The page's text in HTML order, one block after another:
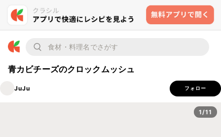
青カビチーズのクロックムッシュ
JuJu フォロー
1/11